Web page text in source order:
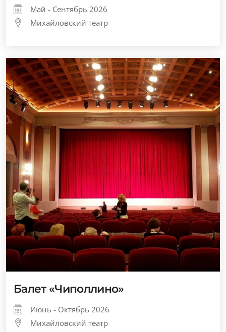
Май - Сентябрь 2026
Михайловский театр
Балет «Чиполлино»
Июнь - Октябрь 2026
Михайловский театр